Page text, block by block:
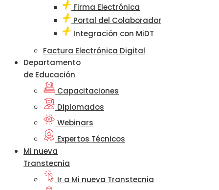
Firma Electrónica
Portal del Colaborador
Integración con MiDT
Factura Electrónica Digital
Departamento
de Educación
Capacitaciones
Diplomados
Webinars
Expertos Técnicos
Mi nueva
Transtecnia
Ir a Mi nueva Transtecnia